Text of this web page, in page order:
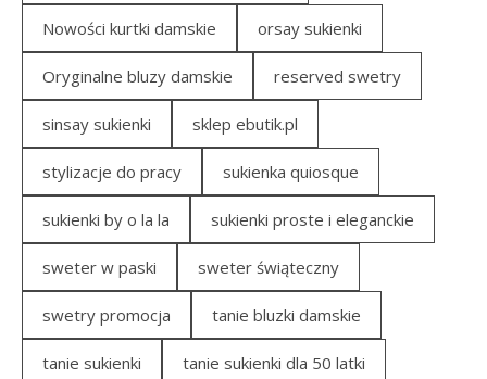
Nowości kurtki damskie orsay sukienki
Oryginalne bluzy damskie reserved swetry
sinsay sukienki sklep ebutik.pl
stylizacje do pracy sukienka quiosque
sukienki by o la la sukienki proste i eleganckie
sweter w paski sweter świąteczny
swetry promocja tanie bluzki damskie
tanie sukienki tanie sukienki dla 50 latki